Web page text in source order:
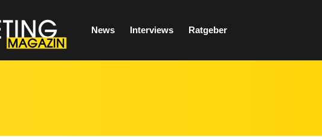
News Interviews Ratgeber